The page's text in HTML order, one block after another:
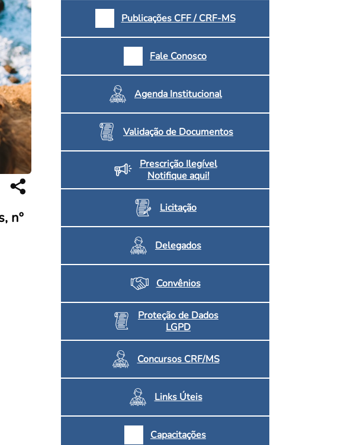
Piso salarial Farmácias e Drogaria
Inscritos no CRF/MS
Saúde Pública e Indígena
nº
Publicações CFF / CRF-MS
Fale Conosco
Agenda Institucional
Validação de Documentos
Prescrição Ilegível
Notifique aqui!
Licitação
Delegados
Convênios
Proteção de Dados
LGPD
Concursos CRF/MS
Links Úteis
Capacitações